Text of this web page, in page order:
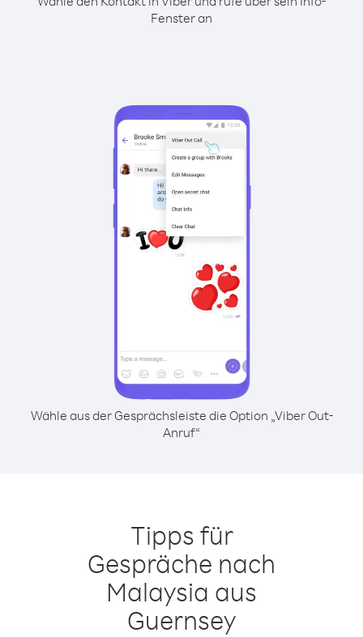
Fenster an
Wähle aus der Gesprächsleiste die Option „Viber Out-
Anruf“
Tipps für
Gespräche nach
Malaysia aus
Guernsey